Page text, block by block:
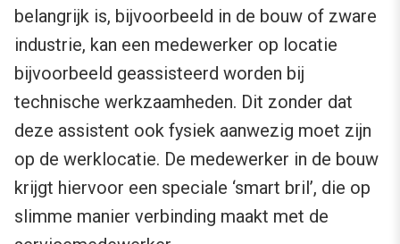
belangrijk is, bijvoorbeeld in de bouw of zware
industrie, kan een medewerker op locatie
bijvoorbeeld geassisteerd worden bij
technische werkzaamheden. Dit zonder dat
deze assistent ook fysiek aanwezig moet zijn
op de werklocatie. De medewerker in de bouw
krijgt hiervoor een speciale ‘smart bril’, die op
slimme manier verbinding maakt met de